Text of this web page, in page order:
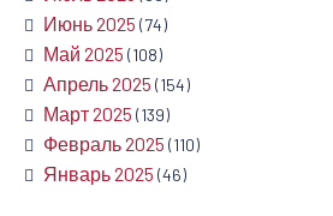
Июнь 2025 (74)
Май 2025 (108)
Апрель 2025 (154)
Март 2025 (139)
Февраль 2025 (110)
Январь 2025 (46)